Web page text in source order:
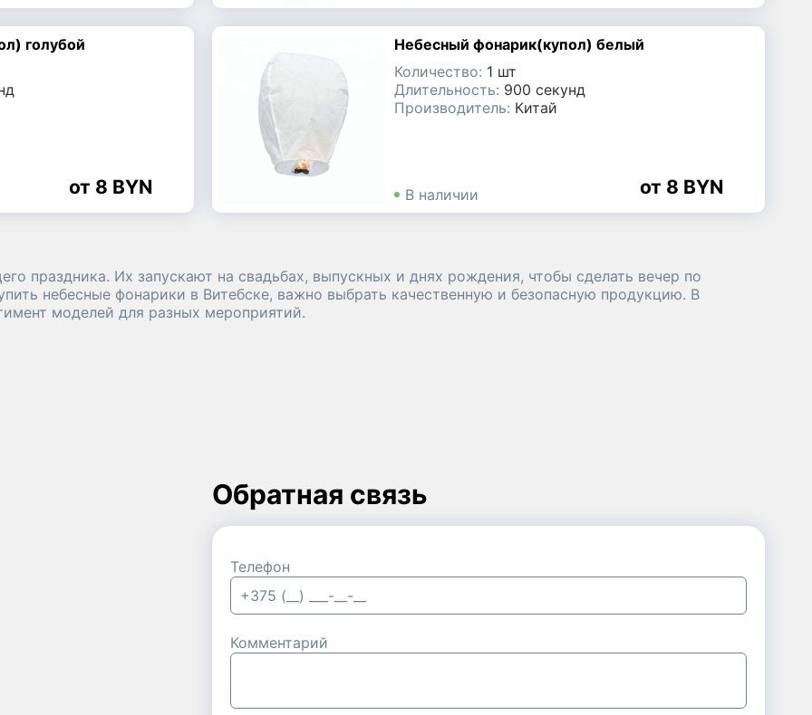
голубой
8 BYN
Небесный фонарик(купол) белый
Количество: 1 шт
Длительность: 900 секунд
Производитель: Китай
В наличии 8 BYN
праздника. Их запускают на свадьбах, выпускных и днях рождения, чтобы сделать вечер по
небесные фонарики в Витебске, важно выбрать качественную и безопасную продукцию. В
моделей для разных мероприятий.
Обратная связь
Телефон
Комментарий